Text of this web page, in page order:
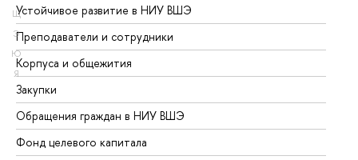
Щ
Э
Ю
Я
Устойчивое развитие в НИУ ВШЭ
Преподаватели и сотрудники
Корпуса и общежития
Закупки
Обращения граждан в НИУ ВШЭ
Фонд целевого капитала